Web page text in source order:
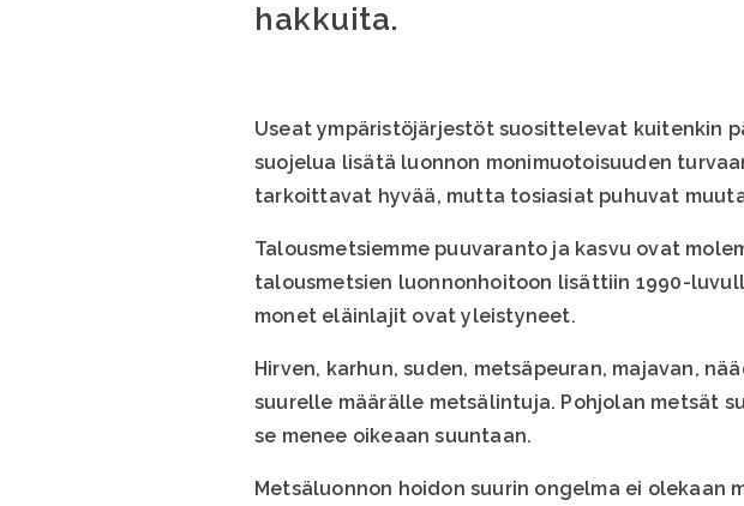
hakkuita.
Useat ympäristöjärjestöt suosittelevat kuitenkin
suojelua lisätä luonnon monimuotoisuuden
tarkoittavat hyvää, mutta tosiasiat puhuvat
Talousmetsiemme puuvaranto ja kasvu ovat
talousmetsien luonnonhoitoon lisättiin 1990-
monet eläinlajit ovat yleistyneet.
Hirven, karhun, suden, metsäpeuran, majavan,
suurelle määrälle metsälintuja. Pohjolan metsät
se menee oikeaan suuntaan.
Metsäluonnon hoidon suurin ongelma ei olekaan